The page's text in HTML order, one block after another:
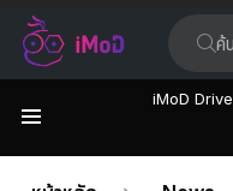
iMoD Drive